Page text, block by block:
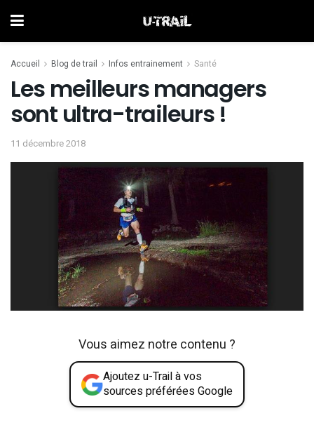
Accueil Blog de trail Infos entrainement Santé
Les meilleurs managers
sont ultra-traileurs !
11 décembre 2018
Vous aimez notre contenu ?
Ajoutez u-Trail à vos
sources préférées Google